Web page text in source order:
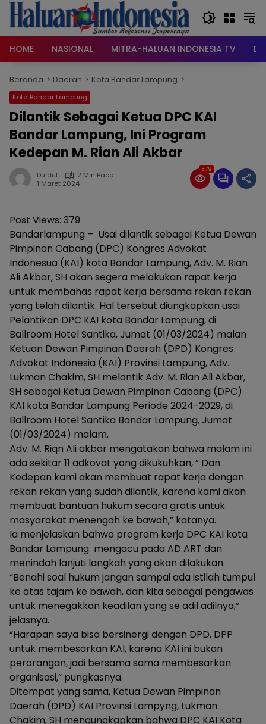
Langsung
konten
HOME
NASIONAL MITRA-HALUAN INDONESIA TV
Beranda Daerah Kota Bandar Lampung
Kota Bandar Lampung
Dilantik Sebagai Ketua DPC KAI
Bandar Lampung, Ini Program
Kedepan M. Rian Ali Akbar
Duldul
2 Min Baca
1 Maret 2024
379
Post Views: 379
Bandarlampung – Usai dilantik sebagai Ketua Dewan
Pimpinan Cabang (DPC) Kongres Advokat
Indonesua (KAI) kota Bandar Lampung, Adv. M. Rian
Ali Akbar, SH akan segera melakukan rapat kerja
untuk membahas rapat kerja bersama rekan rekan
yang telah dilantik. Hal tersebut diungkapkan usai
Pelantikan DPC KAI kota Bandar Lampung, di
Ballroom Hotel Santika, Jumat (01/03/2024) malan
Ketuan Dewan Pimpinan Daerah (DPD) Kongres
Advokat Indonesia (KAI) Provinsi Lampung, Adv.
Lukman Chakim, SH melantik Adv. M. Rian Ali Akbar,
SH sebagai Ketua Dewan Pimpinan Cabang (DPC)
KAI kota Bandar Lampung Periode 2024-2029, di
Ballroom Hotel Santika Bandar Lampung, Jumat
(01/03/2024) malam.
Adv. M. Riqn Ali akbar mengatakan bahwa malam ini
ada sekitar 11 adkovat yang dikukuhkan, ” Dan
Kedepan kami akan membuat rapat kerja dengan
rekan rekan yang sudah dilantik, karena kami akan
membuat bantuan hukum secara gratis untuk
masyarakat menengah ke bawah,” katanya.
Ia menjelaskan bahwa program kerja DPC KAI kota
Bandar Lampung mengacu pada AD ART dan
menindah lanjuti langkah yang akan dilakukan.
“Benahi soal hukum jangan sampai ada istilah tumpul
ke atas tajam ke bawah, dan kita sebagai pengawas
untuk menegakkan keadilan yang se adil adilnya,”
jelasnya.
“Harapan saya bisa bersinergi dengan DPD, DPP
untuk membesarkan KAI, karena KAI ini bukan
perorangan, jadi bersama sama membesarkan
organisasi,” pungkasnya.
Ditempat yang sama, Ketua Dewan Pimpinan
Daerah (DPD) KAI Provinsi Lampyng, Lukman
Chakim, SH mengungkapkan bahwa DPC KAI Kota